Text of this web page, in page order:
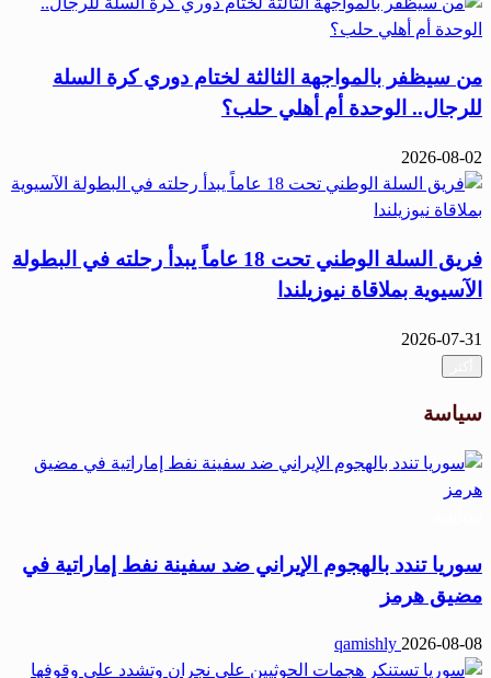
من سيظفر بالمواجهة الثالثة لختام دوري كرة السلة
للرجال.. الوحدة أم أهلي حلب؟
2026-08-02
فريق السلة الوطني تحت 18 عاماً يبدأ رحلته في البطولة
الآسيوية بملاقاة نيوزيلندا
2026-07-31
سياسة
سوريا تندد بالهجوم الإيراني ضد سفينة نفط إماراتية في
مضيق هرمز
qamishly 2026-08-08